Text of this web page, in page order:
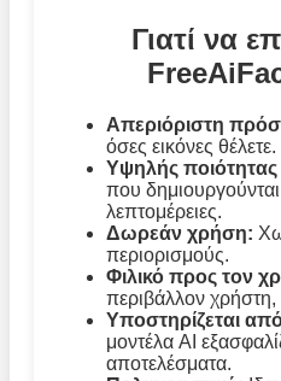
Γιατί να
Απεριόριστη
όσες εικόνες θέλετε.
Υψηλής ποιότητας
που
λεπτομέρειες.
Δωρεάν χρήση:
περιορισμούς.
Φιλικό προς τον
περιβάλλον
Υποστηρίζεται
μοντέλα AI
αποτελέσματα.